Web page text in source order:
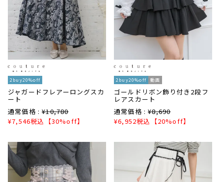
2buy20%off
ジャガードフレアーロングスカ
ート
通常価格 : ¥10,780
¥7,546税込 【30%off】
2buy20%off 動画
ゴールドリボン飾り付き2段フ
レアスカート
通常価格 : ¥8,690
¥6,952税込 【20%off】